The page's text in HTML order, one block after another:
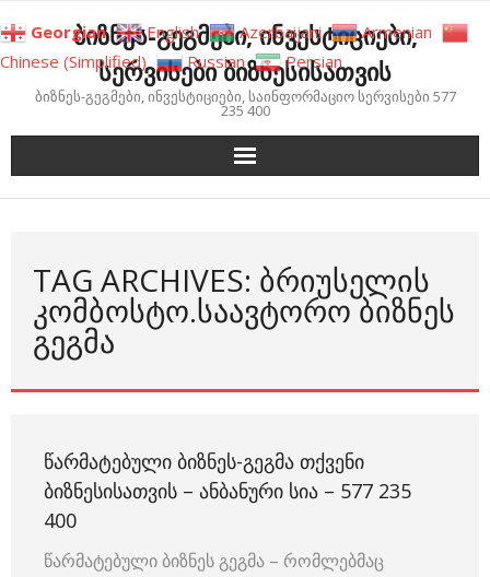
to
content
ბიზნეს-გეგმები, ინვესტიციები,
სერვისები ბიზნესისათვის
ბიზნეს-გეგმები, ინვესტიციები, საინფორმაციო სერვისები 577
235 400
TAG ARCHIVES: ᲑᲠᲘᲣᲡᲔᲚᲘᲡ
ᲙᲝᲛᲑᲝᲡᲢᲝ.ᲡᲐᲐᲕᲢᲝᲠᲝ ᲑᲘᲖᲜᲔᲡ
ᲒᲔᲒᲛᲐ
ᲬᲐᲠᲛᲐᲢᲔᲑᲣᲚᲘ ᲑᲘᲖᲜᲔᲡ-ᲒᲔᲒᲛᲐ ᲗᲥᲕᲔᲜᲘ
ᲑᲘᲖᲜᲔᲡᲘᲡᲐᲗᲕᲘᲡ – ᲐᲜᲑᲐᲜᲣᲠᲘ ᲡᲘᲐ – 577 235
400
წარმატებული ბიზნეს გეგმა – რომლებმაც
Georgian English Azerbaijani
Armenian
Chinese (Simplified)
Russian Persian